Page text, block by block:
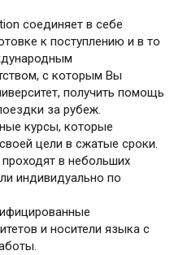
соединяет в себе
к поступлению и в то
с которым Вы
получить помощь
за рубеж.
курсы, которые
цели в сжатые сроки.
в небольших
индивидуально по
и носители языка с